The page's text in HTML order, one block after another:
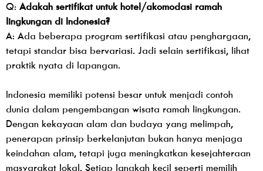
Q: Adakah sertifikat untuk hotel/akomodasi ramah
lingkungan di Indonesia?
A: Ada beberapa program sertifikasi atau penghargaan,
tetapi standar bisa bervariasi. Jadi selain sertifikasi, lihat
praktik nyata di lapangan.
Indonesia memiliki potensi besar untuk menjadi contoh
dunia dalam pengembangan wisata ramah lingkungan.
Dengan kekayaan alam dan budaya yang melimpah,
penerapan prinsip berkelanjutan bukan hanya menjaga
keindahan alam, tetapi juga meningkatkan kesejahteraan
masyarakat lokal. Setiap langkah kecil seperti memilih